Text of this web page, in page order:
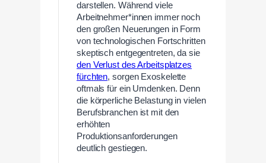
darstellen. Während viele
Arbeitnehmer*innen immer noch
den großen Neuerungen in Form
von technologischen Fortschritten
skeptisch entgegentreten, da sie
den Verlust des Arbeitsplatzes
fürchten, sorgen Exoskelette
oftmals für ein Umdenken. Denn
die körperliche Belastung in vielen
Berufsbranchen ist mit den
erhöhten
Produktionsanforderungen
deutlich gestiegen.